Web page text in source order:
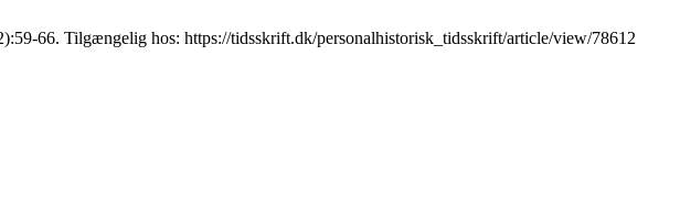
66. Tilgængelig hos: https://tidsskrift.dk/personalhistorisk_tidsskrift/article/view/78612